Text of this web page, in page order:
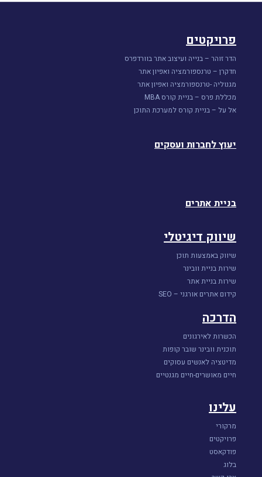
פרויקטים
הדר זוהר – בנייה ועיצוב אתר בוורדפרס
חדקרן – טרנספורמציה ואפיון אתר
מגנוליה -טרנספורמציה ואפיון אתר
מכללת פרס – בניית קורס MBA
אל על – בניית קורס למערכת התוכן
יעוץ לחברות ועסקים
בניית אתרים
שיווק דיגיטלי
שיווק באמצעות תוכן
שירות בניית וובינר
שירות בניית אתר
קידום אתרים אורגני – SEO
הדרכה
הכשרות לאירגונים
תוכנית וובינר שובר קופות
מדיטציה לאנשים עסוקים
חיים מאושרים-חיים מגנטיים
עלינו
מרקורי
פרויקטים
פודקאסט
בלוג